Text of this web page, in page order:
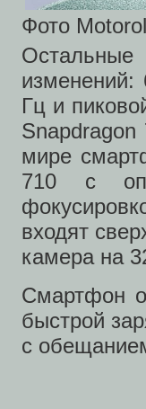
Фото
изменений:
Гц и
мире
710 с
входят
камера на
Смартфон
быстрой
с